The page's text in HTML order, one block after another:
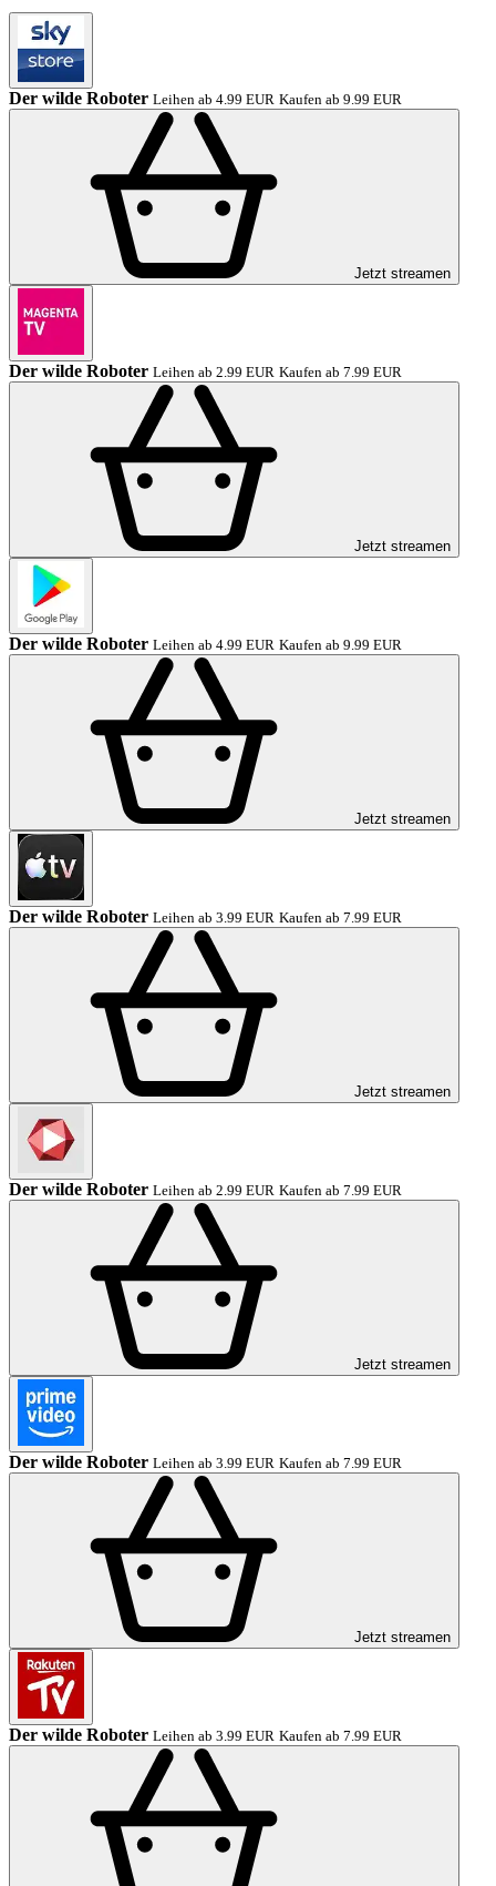
Der wilde Roboter Leihen ab 4.99 EUR Kaufen ab 9.99 EUR
Jetzt streamen
Der wilde Roboter Leihen ab 2.99 EUR Kaufen ab 7.99 EUR
Jetzt streamen
Der wilde Roboter Leihen ab 4.99 EUR Kaufen ab 9.99 EUR
Jetzt streamen
Der wilde Roboter Leihen ab 3.99 EUR Kaufen ab 7.99 EUR
Jetzt streamen
Der wilde Roboter Leihen ab 2.99 EUR Kaufen ab 7.99 EUR
Jetzt streamen
Der wilde Roboter Leihen ab 3.99 EUR Kaufen ab 7.99 EUR
Jetzt streamen
Der wilde Roboter Leihen ab 3.99 EUR Kaufen ab 7.99 EUR